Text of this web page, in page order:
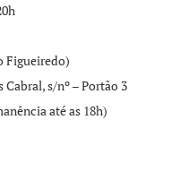
Figueiredo)
s/nº – Portão 3
até as 18h)